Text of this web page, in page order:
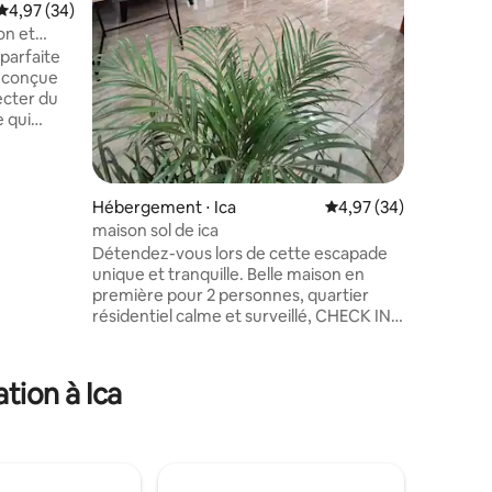
: 4,93 sur 5
moyenne sur la base de 34 commentaires : 4,97 sur 5
4,97 (34)
et
du
qui
Hébergement ⋅ Ica Évaluation moyenne
4,97 (34)
maison sol de ica
Détendez-vous lors de cette escapade
unique et tranquille. Belle maison en
première pour 2 personnes, quartier
résidentiel calme et surveillé, CHECK IN
grands espaces éclairés et ventilés. Si
à Ica